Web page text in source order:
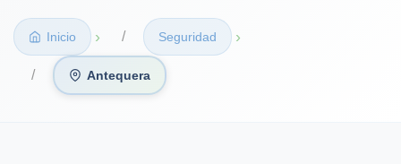
Inicio › Seguridad ›
Antequera